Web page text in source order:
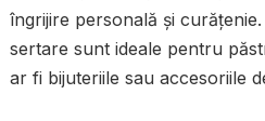
îngrijire personală și
sertare sunt ideale pentru
ar fi bijuteriile sau accesoriile